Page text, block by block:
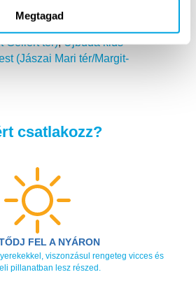
Megtagad
az egyes helyszínek
Gellért tér),Újbuda kids
(Jászai Mari tér/Margit-
csatlakozz?
FEL A NYÁRON
viszonzásul rengeteg vicces és
pillanatban lesz részed.